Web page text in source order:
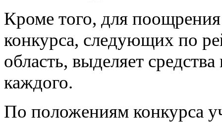
Кроме того, для
конкурса, следующих по
область, выделяет
каждого.
По положениям конкурса